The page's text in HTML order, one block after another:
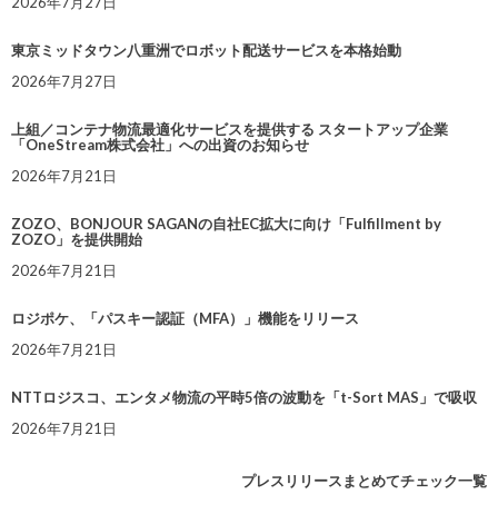
東京ミッドタウン八重洲でロボット配送サービスを本格始動
2026年7月27日
上組／コンテナ物流最適化サービスを提供する スタートアップ企業
「OneStream株式会社」への出資のお知らせ
2026年7月21日
ZOZO、BONJOUR SAGANの自社EC拡大に向け「Fulfillment by
ZOZO」を提供開始
2026年7月21日
ロジポケ、「パスキー認証（MFA）」機能をリリース
2026年7月21日
NTTロジスコ、エンタメ物流の平時5倍の波動を「t-Sort MAS」で吸収
2026年7月21日
プレスリリースまとめてチェック一覧